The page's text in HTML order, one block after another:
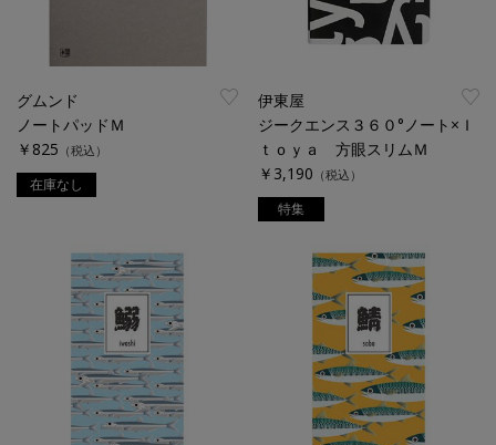
グムンド
ノートパッドＭ
￥825 （税込）
在庫なし
伊東屋
ジークエンス３６０°ノート×Ｉ
ｔｏｙａ 方眼スリムＭ
￥3,190 （税込）
特集